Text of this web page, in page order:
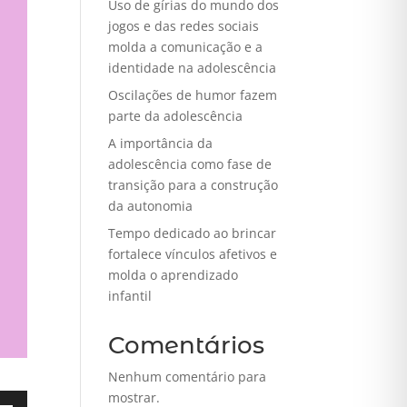
Uso de gírias do mundo dos
jogos e das redes sociais
molda a comunicação e a
identidade na adolescência
Oscilações de humor fazem
parte da adolescência
A importância da
adolescência como fase de
transição para a construção
da autonomia
Tempo dedicado ao brincar
fortalece vínculos afetivos e
molda o aprendizado
infantil
Comentários
Nenhum comentário para
mostrar.